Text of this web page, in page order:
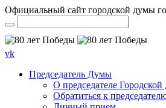
Официальный сайт городской думы
vk
Председатель Думы
О председателе
Обратиться к